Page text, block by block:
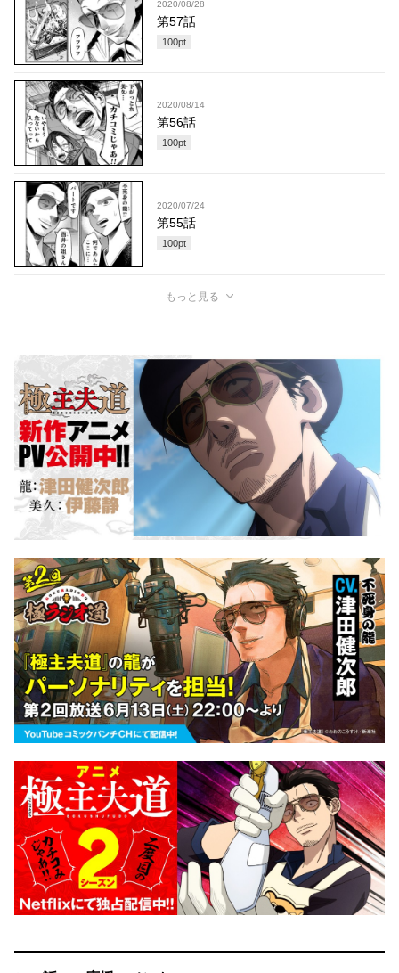
2020/08/28
第57話
100pt
2020/08/14
第56話
100pt
2020/07/24
第55話
100pt
もっと見る